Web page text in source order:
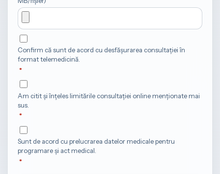
Confirm că sunt de acord cu desfășurarea consultației în
format telemedicină.
Am citit și înțeles limitările consultației online menționate mai
sus.
Sunt de acord cu prelucrarea datelor medicale pentru
programare și act medical.